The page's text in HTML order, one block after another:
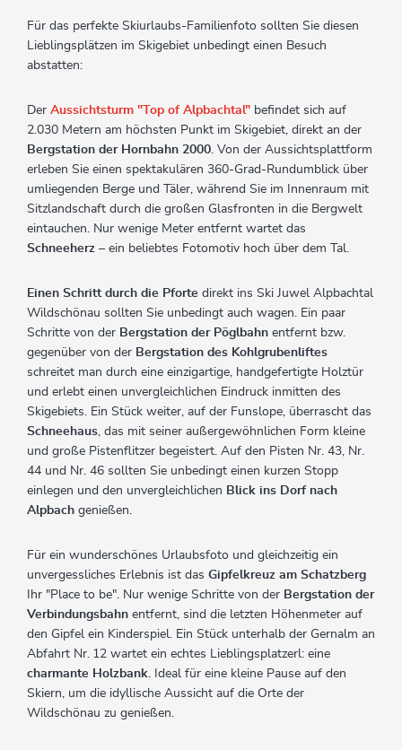
Für das perfekte Skiurlaubs-Familienfoto sollten Sie diesen
Lieblingsplätzen im Skigebiet unbedingt einen Besuch
abstatten:
Der Aussichtsturm "Top of Alpbachtal" befindet sich auf
2.030 Metern am höchsten Punkt im Skigebiet, direkt an der
Bergstation der Hornbahn 2000 . Von der Aussichtsplattform
erleben Sie einen spektakulären 360-Grad-Rundumblick über
umliegenden Berge und Täler, während Sie im Innenraum mit
Sitzlandschaft durch die großen Glasfronten in die Bergwelt
eintauchen. Nur wenige Meter entfernt wartet das
Schneeherz – ein beliebtes Fotomotiv hoch über dem Tal.
Einen Schritt durch die Pforte direkt ins Ski Juwel Alpbachtal
Wildschönau sollten Sie unbedingt auch wagen. Ein paar
Schritte von der Bergstation der Pöglbahn entfernt bzw.
gegenüber von der Bergstation des Kohlgrubenliftes
schreitet man durch eine einzigartige, handgefertigte Holztür
und erlebt einen unvergleichlichen Eindruck inmitten des
Skigebiets. Ein Stück weiter, auf der Funslope, überrascht das
Schneehaus , das mit seiner außergewöhnlichen Form kleine
und große Pistenflitzer begeistert. Auf den Pisten Nr. 43, Nr.
44 und Nr. 46 sollten Sie unbedingt einen kurzen Stopp
einlegen und den unvergleichlichen Blick ins Dorf nach
Alpbach genießen.
Für ein wunderschönes Urlaubsfoto und gleichzeitig ein
unvergessliches Erlebnis ist das Gipfelkreuz am Schatzberg
Ihr "Place to be". Nur wenige Schritte von der Bergstation der
Verbindungsbahn entfernt, sind die letzten Höhenmeter auf
den Gipfel ein Kinderspiel. Ein Stück unterhalb der Gernalm an
Abfahrt Nr. 12 wartet ein echtes Lieblingsplatzerl: eine
charmante Holzbank . Ideal für eine kleine Pause auf den
Skiern, um die idyllische Aussicht auf die Orte der
Wildschönau zu genießen.